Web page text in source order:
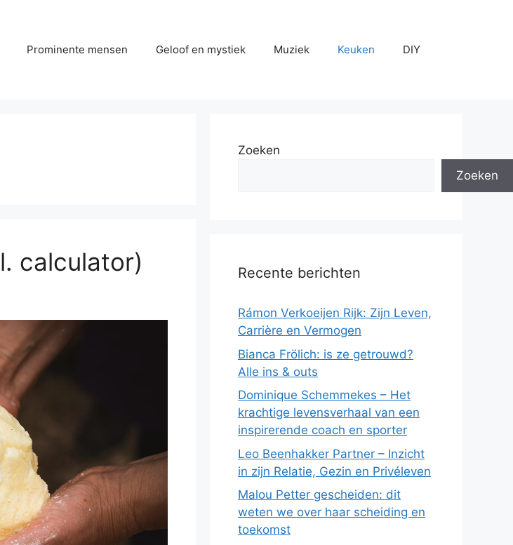
Prominente mensen Geloof en mystiek Muziek Keuken DIY
calculator)
Zoeken
Zoeken
Recente berichten
Rámon Verkoeijen Rijk: Zijn Leven,
Carrière en Vermogen
Bianca Frölich: is ze getrouwd?
Alle ins & outs
Dominique Schemmekes – Het
krachtige levensverhaal van een
inspirerende coach en sporter
Leo Beenhakker Partner – Inzicht
in zijn Relatie, Gezin en Privéleven
Malou Petter gescheiden: dit
weten we over haar scheiding en
toekomst